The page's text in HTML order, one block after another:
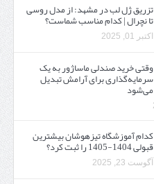
تزریق ژل لب در مشهد: از مدل روسی
تا نچرال | کدام مناسب شماست؟
اکتبر 01, 2025
وقتی خرید صندلی ماساژور به یک
سرمایه‌گذاری برای آرامش تبدیل
می‌شود
کدام آموزشگاه تیزهوشان بیشترین
قبولی 1404-1405 را ثبت کرد؟
آگوست 23, 2025